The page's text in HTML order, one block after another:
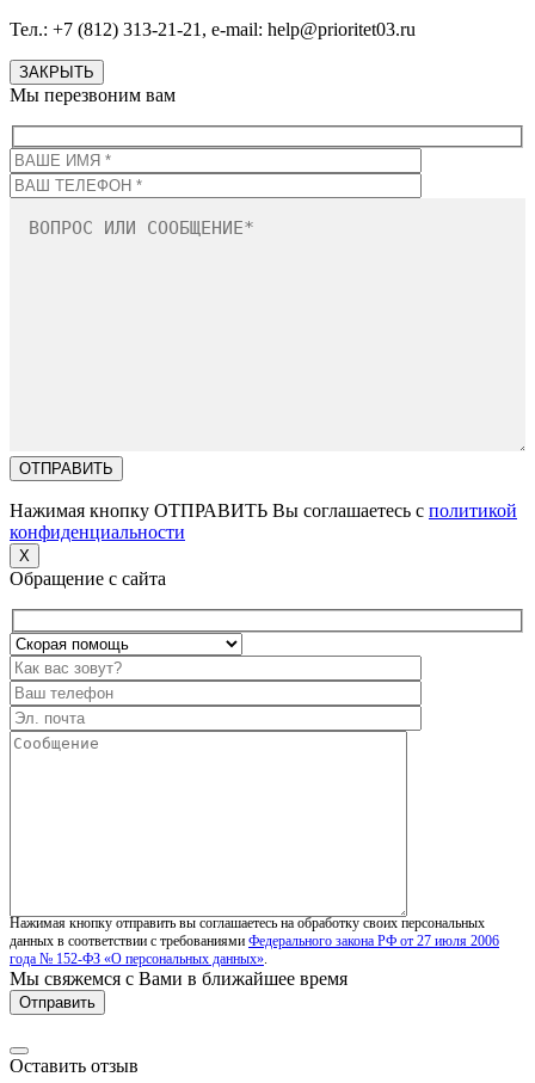
Тел.: +7 (812) 313-21-21, e-mail: help@prioritet03.ru
ЗАКРЫТЬ
Мы перезвоним вам
Нажимая кнопку ОТПРАВИТЬ Вы соглашаетесь с политикой
конфиденциальности
X
Обращение с сайта
Нажимая кнопку отправить вы соглашаетесь на обработку своих персональных
данных в соответствии с требованиями Федерального закона РФ от 27 июля 2006
года № 152-ФЗ «О персональных данных».
Мы свяжемся с Вами в ближайшее время
Оставить отзыв